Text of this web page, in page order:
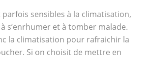
sensibles à la climatisation,
s’enrhumer et à tomber malade.
la climatisation pour rafraichir la
Si on choisit de mettre en